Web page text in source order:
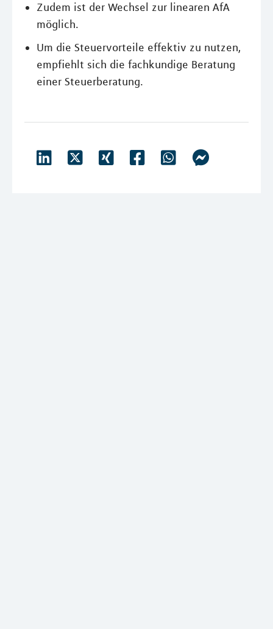
Zudem ist der Wechsel zur linearen AfA
möglich.
Um die Steuervorteile effektiv zu nutzen,
empfiehlt sich die fachkundige Beratung
einer Steuerberatung.